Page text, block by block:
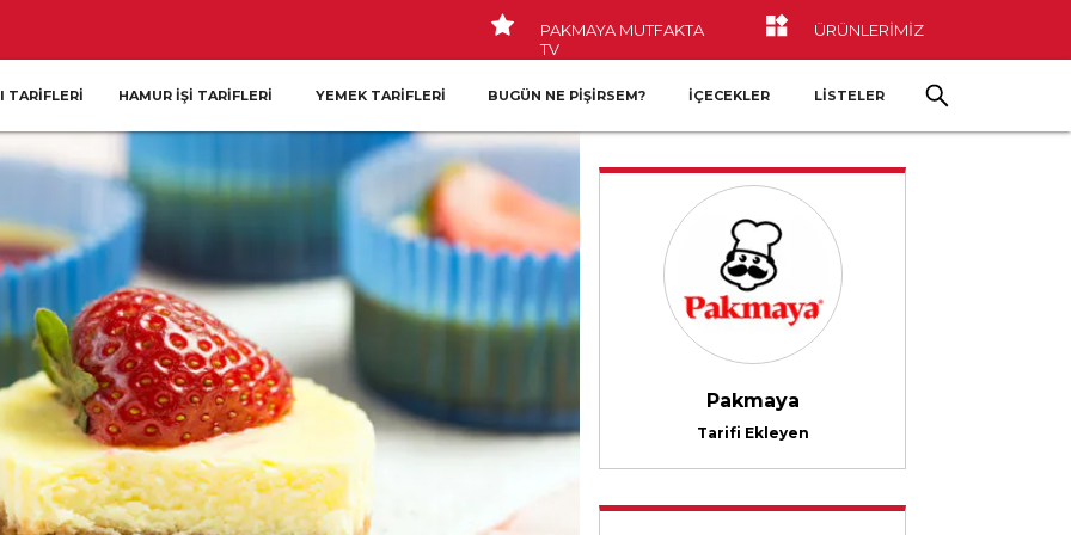
PAKMAYA MUTFAKTA
TV
ÜRÜNLERİMİZ
TARIFLERI HAMUR İŞI TARIFLERI YEMEK TARIFLERI BUGÜN NE PIŞIRSEM? İÇECEKLER LİSTELER
Pakmaya
Tarifi Ekleyen